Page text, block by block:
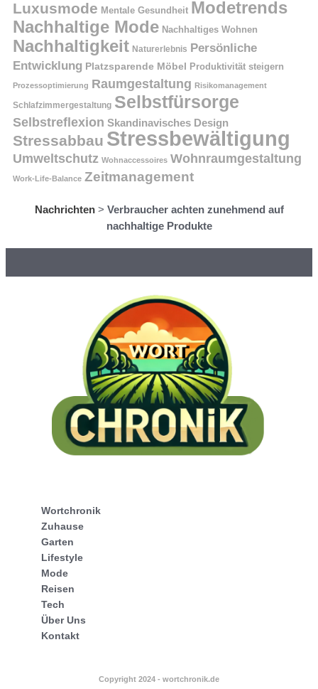
Luxusmode Mentale Gesundheit Modetrends
Nachhaltige Mode Nachhaltiges Wohnen
Nachhaltigkeit Naturerlebnis Persönliche
Entwicklung Platzsparende Möbel Produktivität steigern
Prozessoptimierung Raumgestaltung Risikomanagement
Schlafzimmergestaltung Selbstfürsorge
Selbstreflexion Skandinavisches Design
Stressabbau Stressbewältigung
Umweltschutz Wohnaccessoires Wohnraumgestaltung
Work-Life-Balance Zeitmanagement
Nachrichten> Verbraucher achten zunehmend auf
nachhaltige Produkte
Wortchronik
Zuhause
Garten
Lifestyle
Mode
Reisen
Tech
Über Uns
Kontakt
Copyright 2024 - wortchronik.de